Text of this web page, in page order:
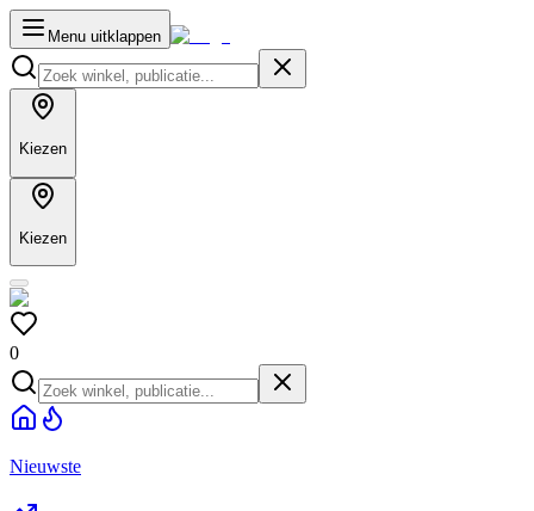
Menu uitklappen
Kiezen
Kiezen
0
Nieuwste